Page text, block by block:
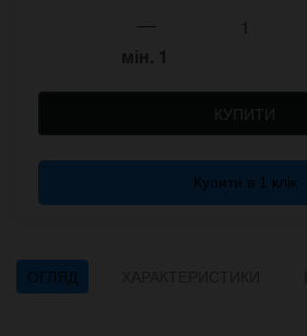
мін. 1
КУПИТИ
Купити в 1 клік
ОГЛЯД